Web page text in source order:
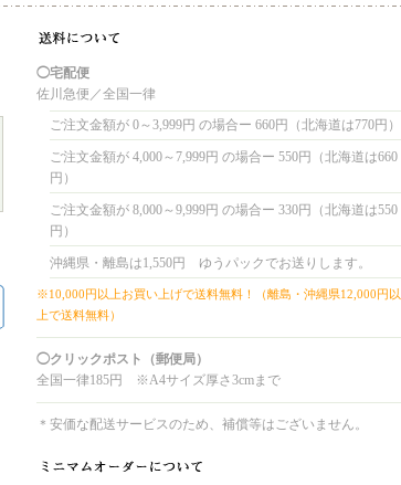
◯宅配便
佐川急便／全国一律
ご注文金額が 0～3,999円 の場合ー 660円（北海道は770円）
ご注文金額が 4,000～7,999円 の場合ー 550円（北海道は660
円）
ご注文金額が 8,000～9,999円 の場合ー 330円（北海道は550
円）
沖縄県・離島は1,550円 ゆうパックでお送りします。
※10,000円以上お買い上げで送料無料！（離島・沖縄県12,000円以
上で送料無料）
◯クリックポスト（郵便局）
全国一律185円 ※A4サイズ厚さ3cmまで
＊安価な配送サービスのため、補償等はございません。